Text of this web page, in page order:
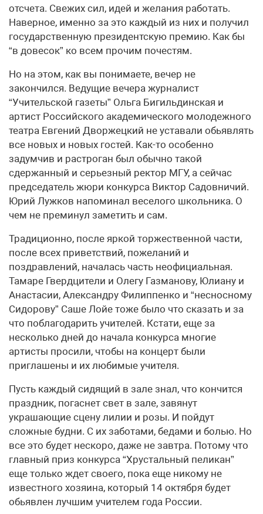
отсчета. Свежих сил, идей и желания работать.
Наверное, именно за это каждый из них и получил
государственную президентскую премию. Как бы
“в довесок” ко всем прочим почестям.
Но на этом, как вы понимаете, вечер не
закончился. Ведущие вечера журналист
“Учительской газеты” Ольга Бигильдинская и
артист Российского академического молодежного
театра Евгений Дворжецкий не уставали обьявлять
все новых и новых гостей. Как-то особенно
задумчив и растроган был обычно такой
сдержанный и серьезный ректор МГУ, а сейчас
председатель жюри конкурса Виктор Садовничий.
Юрий Лужков напоминал веселого школьника. О
чем не преминул заметить и сам.
Традиционно, после яркой торжественной части,
после всех приветствий, пожеланий и
поздравлений, началась часть неофициальная.
Тамаре Гвердцители и Олегу Газманову, Юлиану и
Анастасии, Александру Филиппенко и “несносному
Сидорову” Саше Лойе тоже было что сказать и за
что поблагодарить учителей. Кстати, еще за
несколько дней до начала конкурса многие
артисты просили, чтобы на концерт были
приглашены и их любимые учителя.
Пусть каждый сидящий в зале знал, что кончится
праздник, погаснет свет в зале, завянут
украшающие сцену лилии и розы. И пойдут
сложные будни. С их заботами, бедами и болью. Но
все это будет нескоро, даже не завтра. Потому что
главный приз конкурса “Хрустальный пеликан”
еще только ждет своего, пока еще никому не
известного хозяина, который 14 октября будет
обьявлен лучшим учителем года России.